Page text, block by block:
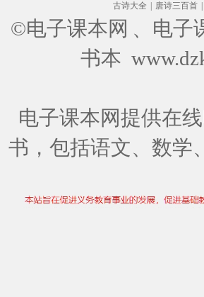
古诗大全
唐诗三百首
©电子课本网 、电子
书本
电子课本网提供在线
书，包括语文、数学